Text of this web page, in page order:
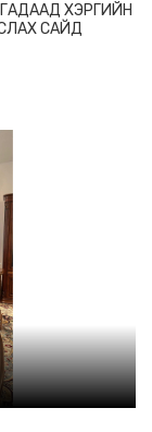
ХЭРГИЙН
САЙД